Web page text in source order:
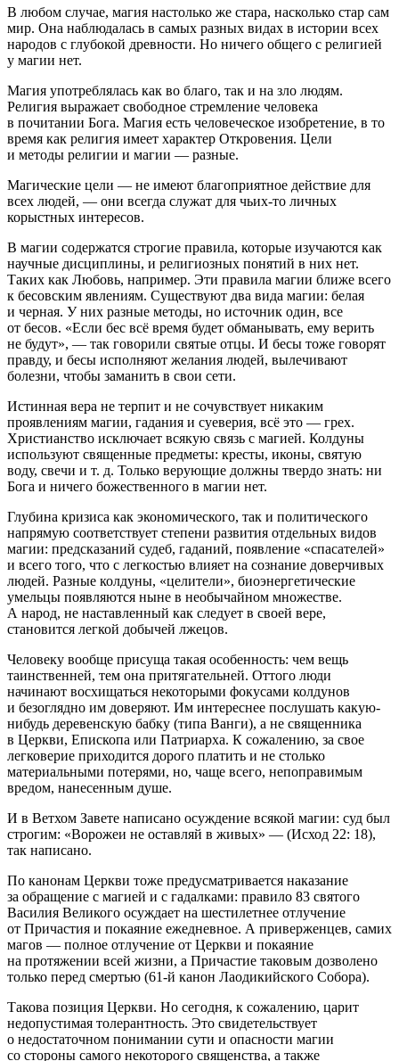
В любом случае, магия настолько же стара, насколько стар сам
мир. Она наблюдалась в самых разных видах в истории всех
народов с глубокой древности. Но ничего общего с религией
у магии нет.
Магия употреблялась как во благо, так и на зло людям.
Религия выражает свободное стремление человека
в почитании Бога. Магия есть человеческое изобретение, в то
время как религия имеет характер Откровения. Цели
и методы религии и магии — разные.
Магические цели — не имеют благоприятное действие для
всех людей, — они всегда служат для чьих-то личных
корыстных интересов.
В магии содержатся строгие правила, которые изучаются как
научные дисциплины, и религиозных понятий в них нет.
Таких как Любовь, например. Эти правила магии ближе всего
к бесовским явлениям. Существуют два вида магии: белая
и черная. У них разные методы, но источник один, все
от бесов. «Если бес всё время будет обманывать, ему верить
не будут», — так говорили святые отцы. И бесы тоже говорят
правду, и бесы исполняют желания людей, вылечивают
болезни, чтобы заманить в свои сети.
Истинная вера не терпит и не сочувствует никаким
проявлениям магии, гадания и суеверия, всё это — грех.
Христианство исключает всякую связь с магией. Колдуны
используют священные предметы: кресты, иконы, святую
воду, свечи и т. д. Только верующие должны твердо знать: ни
Бога и ничего божественного в магии нет.
Глубина кризиса как экономического, так и политического
напрямую соответствует степени развития отдельных видов
магии: предсказаний судеб, гаданий, появление «спасателей»
и всего того, что с легкостью влияет на сознание доверчивых
людей. Разные колдуны, «целители», биоэнергетические
умельцы появляются ныне в необычайном множестве.
А народ, не наставленный как следует в своей вере,
становится легкой добычей лжецов.
Человеку вообще присуща такая особенность: чем вещь
таинственней, тем она притягательней. Оттого люди
начинают восхищаться некоторыми фокусами колдунов
и безоглядно им доверяют. Им интереснее послушать какую-
нибудь деревенскую бабку (типа Ванги), а не священника
в Церкви, Епископа или Патриарха. К сожалению, за свое
легковерие приходится дорого платить и не столько
материальными потерями, но, чаще всего, непоправимым
вредом, нанесенным душе.
И в Ветхом Завете написано осуждение всякой магии: суд был
строгим: «Ворожеи не оставляй в живых» — (Исход 22: 18),
так написано.
По канонам Церкви тоже предусматривается наказание
за обращение с магией и с гадалками: правило 83 святого
Василия Великого осуждает на шестилетнее отлучение
от Причастия и покаяние ежедневное. А приверженцев, самих
магов — полное отлучение от Церкви и покаяние
на протяжении всей жизни, а Причастие таковым дозволено
только перед смертью (61-й канон Лаодикийского Собора).
Такова позиция Церкви. Но сегодня, к сожалению, царит
недопустимая толерантность. Это свидетельствует
о недостаточном понимании сути и опасности магии
со стороны самого некоторого священства, а также